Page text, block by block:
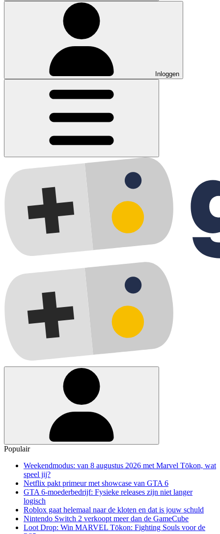
Inloggen
Populair
Weekendmodus: van 8 augustus 2026 met Marvel Tōkon, wat
speel jij?
Netflix pakt primeur met showcase van GTA 6
GTA 6-moederbedrijf: Fysieke releases zijn niet langer
logisch
Roblox gaat helemaal naar de kloten en dat is jouw schuld
Nintendo Switch 2 verkoopt meer dan de GameCube
Loot Drop: Win MARVEL Tōkon: Fighting Souls voor de